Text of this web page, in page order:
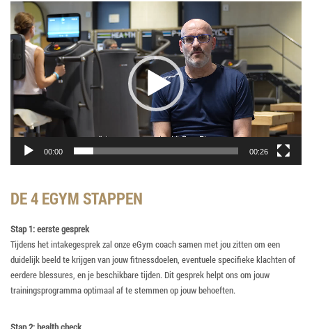
Videospeler
00:00 00:26
DE 4 EGYM STAPPEN
Stap 1: eerste gesprek
Tijdens het intakegesprek zal onze eGym coach samen met jou zitten om een
duidelijk beeld te krijgen van jouw fitnessdoelen, eventuele specifieke klachten of
eerdere blessures, en je beschikbare tijden. Dit gesprek helpt ons om jouw
trainingsprogramma optimaal af te stemmen op jouw behoeften.